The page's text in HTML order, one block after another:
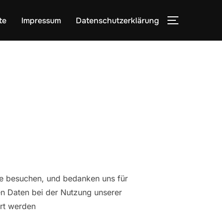
Impressum Datenschutzerklärung
besuchen, und bedanken uns für
Daten bei der Nutzung unserer
werden